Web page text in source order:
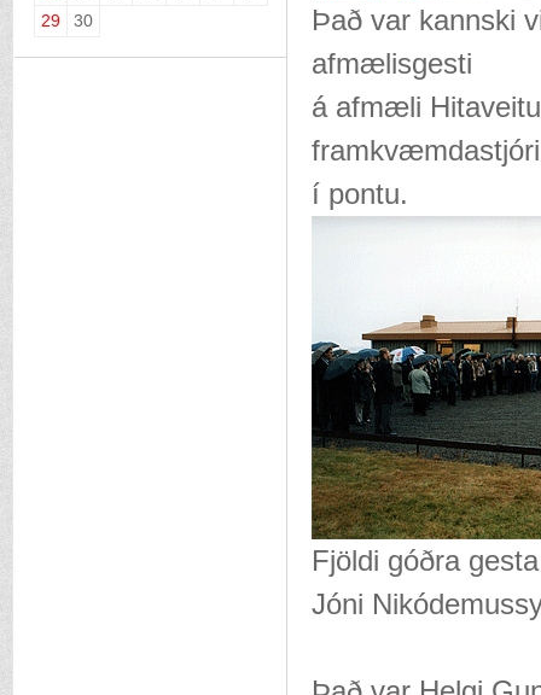
Það var kannski
afmælisgesti
á afmæli
framkvæmdastjóri
í pontu.
Fjöldi góðra
Jóni
29
30